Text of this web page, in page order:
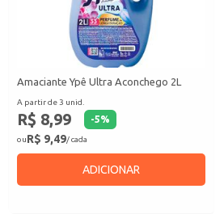
Amaciante Ypê Ultra Aconchego 2L
A partir de 3 unid.
R$ 8,99 -5%
ouR$ 9,49/ cada
ADICIONAR